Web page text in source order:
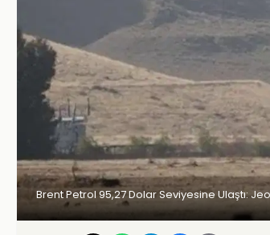
Brent Petrol 95,27 Dolar Seviyesine Ulaştı: